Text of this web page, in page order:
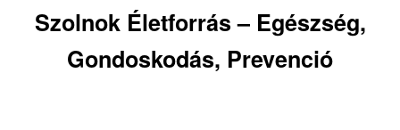
Szolnok Életforrás – Egészség,
Gondoskodás, Prevenció